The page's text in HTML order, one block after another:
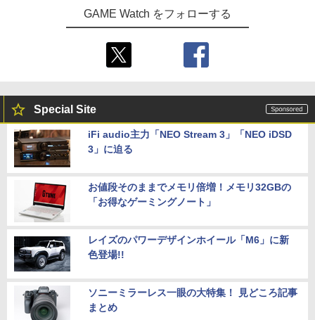
GAME Watch をフォローする
Special Site
iFi audio主力「NEO Stream 3」「NEO iDSD
3」に迫る
お値段そのままでメモリ倍増！メモリ32GBの
「お得なゲーミングノート」
レイズのパワーデザインホイール「M6」に新
色登場!!
ソニーミラーレス一眼の大特集！ 見どころ記事
まとめ